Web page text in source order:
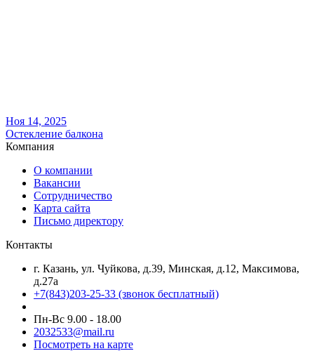
Ноя 14, 2025
Остекление балкона
Компания
О компании
Вакансии
Сотрудничество
Карта сайта
Письмо директору
Контакты
г. Казань, ул. Чуйкова, д.39, Минская, д.12, Максимова,
д.27а
+7(843)203-25-33 (звонок бесплатный)
Пн-Вс 9.00 - 18.00
2032533@mail.ru
Посмотреть на карте